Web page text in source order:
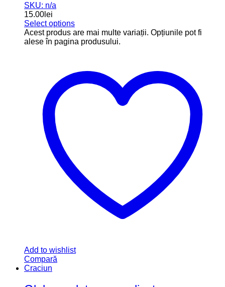
SKU: n/a
15.00 lei
Select options
Acest produs are mai multe variații. Opțiunile pot fi
alese în pagina produsului.
Add to wishlist
Compară
Craciun